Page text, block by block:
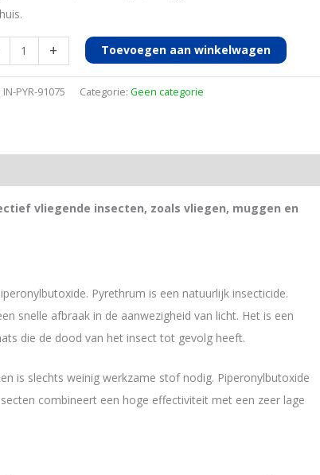
+ Toevoegen aan winkelwagen
IN-PYR-91075 Categorie: Geen categorie
vliegende insecten, zoals vliegen, muggen en
Pyrethrum is een natuurlijk insecticide.
snelle afbraak in de aanwezigheid van licht. Het is een
die de dood van het insect tot gevolg heeft.
is slechts weinig werkzame stof nodig. Piperonylbutoxide
combineert een hoge effectiviteit met een zeer lage